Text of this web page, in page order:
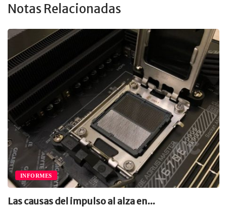
Notas Relacionadas
INFORMES
Las causas del impulso al alza en...